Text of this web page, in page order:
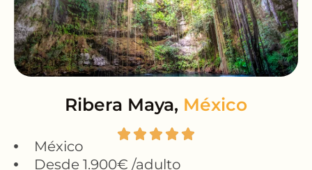
Ribera Maya,
México
Desde 1.900€ /adulto